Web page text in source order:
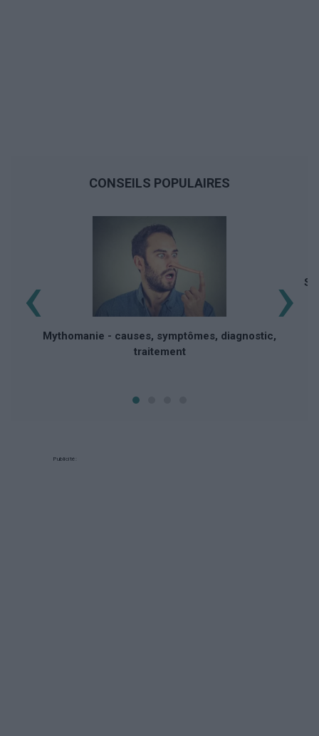
CONSEILS POPULAIRES
Mythomanie - causes, symptômes, diagnostic,
traitement
‹ ›
Publicité: